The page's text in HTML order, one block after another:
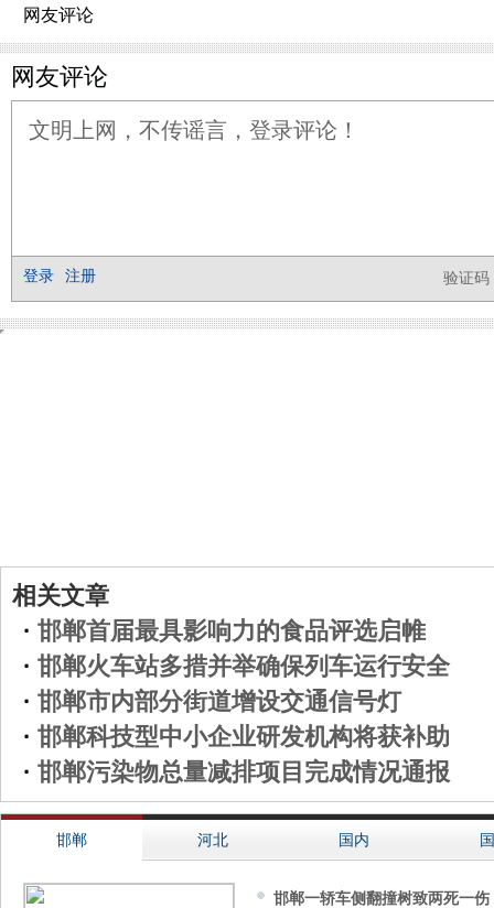
网友评论
相关文章
· 邯郸首届最具影响力的食品评选启帷
· 邯郸火车站多措并举确保列车运行安全
· 邯郸市内部分街道增设交通信号灯
· 邯郸科技型中小企业研发机构将获补助
· 邯郸污染物总量减排项目完成情况通报
邯郸 河北 国内
邯郸一轿车侧翻撞树致两死一伤